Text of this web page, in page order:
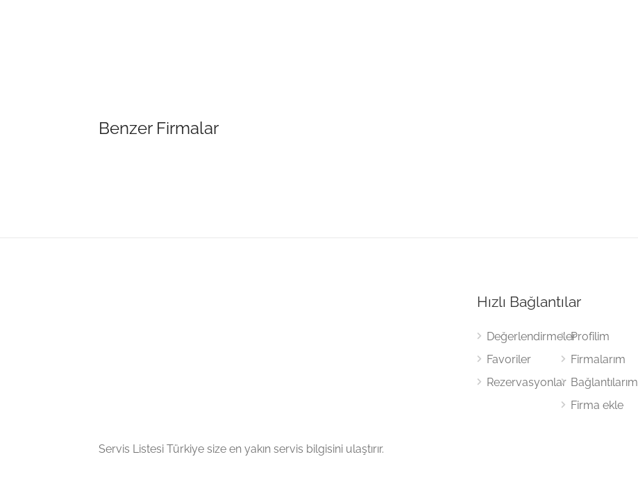
Benzer Firmalar
Servis Listesi Türkiye size en yakın servis bilgisini ulaştırır.
Hızlı Bağlantılar
Değerlendirmeler
Favoriler
Rezervasyonlar
Profilim
Firmalarım
Bağlantılarım
Firma ekle